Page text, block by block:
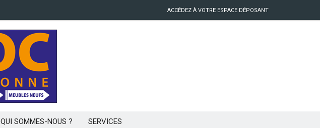
ACCÉDEZ À VOTRE ESPACE DÉPOSANT
QUI SOMMES-NOUS ? SERVICES